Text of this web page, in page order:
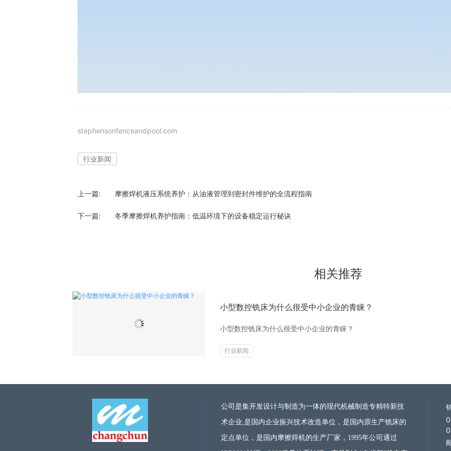
stephensonfenceandpool.com
行业新闻
上一篇: 摩擦焊机液压系统养护：从油液管理到密封件维护的全流程指南
下一篇: 冬季摩擦焊机养护指南：低温环境下的设备稳定运行秘诀
相关推荐
小型数控铣床为什么很受中小企业的青睐？
小型数控铣床为什么很受中小企业的青睐？
行业新闻
公司是集开发设计与制造为一体的现代机械制造专精特新技
术企业 ,是国内企业振兴技术改造单位，是国内原生产铣床的
定点单位，是国内摩擦焊机的生产厂家，1995年公司通过